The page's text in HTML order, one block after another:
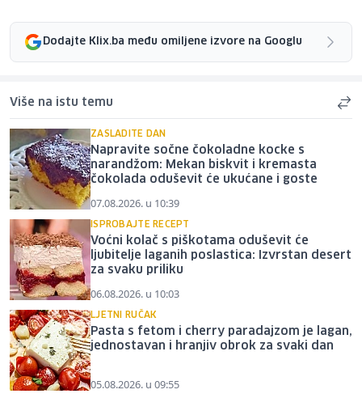
Dodajte Klix.ba među omiljene izvore na Googlu
Više na istu temu
ZASLADITE DAN
Napravite sočne čokoladne kocke s
narandžom: Mekan biskvit i kremasta
čokolada oduševit će ukućane i goste
07.08.2026. u 10:39
ISPROBAJTE RECEPT
Voćni kolač s piškotama oduševit će
ljubitelje laganih poslastica: Izvrstan desert
za svaku priliku
06.08.2026. u 10:03
LJETNI RUČAK
Pasta s fetom i cherry paradajzom je lagan,
jednostavan i hranjiv obrok za svaki dan
05.08.2026. u 09:55